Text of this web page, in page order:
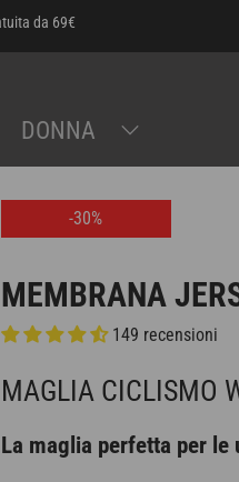
da 69€
DONNA
-30%
MEMBRANA
149 recensioni
MAGLIA CICLISMO
La maglia perfetta per le